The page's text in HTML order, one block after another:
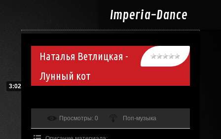
Imperia-Dance
Наталья Ветлицкая -
Лунный кот
3:02
Просмотры: 0 Поп-музыка